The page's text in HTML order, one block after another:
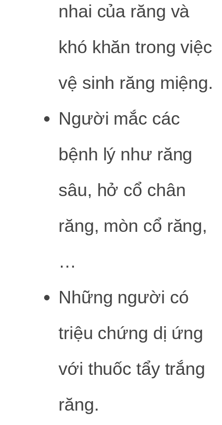
nhai của răng và
khó khăn trong việc
vệ sinh răng miệng.
Người mắc các
bệnh lý như răng
sâu, hở cổ chân
răng, mòn cổ răng,
…
Những người có
triệu chứng dị ứng
với thuốc tẩy trắng
răng.